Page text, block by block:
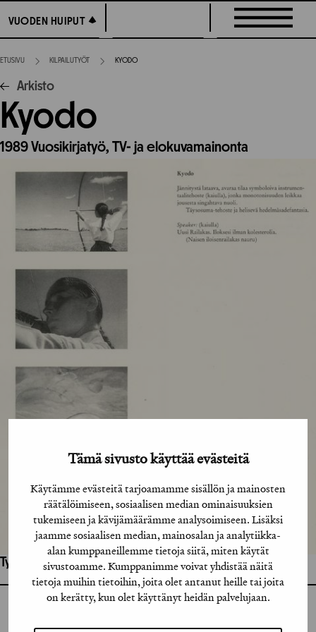
Tämä sivusto käyttää evästeitä
Käytämme evästeitä tarjoamamme sisällön ja mainosten
räätälöimiseen, sosiaalisen median ominaisuuksien
tukemiseen ja kävijämäärämme analysoimiseen. Lisäksi
jaamme sosiaalisen median, mainosalan ja analytiikka-
alan kumppaneillemme tietoja siitä, miten käytät
sivustoamme. Kumppanimme voivat yhdistää näitä
tietoja muihin tietoihin, joita olet antanut heille tai joita
on kerätty, kun olet käyttänyt heidän palvelujaan.
suoraan
sisältöön
VUODEN HUIPUT
VUODEN HUIPUT
ETUSIVU KILPAILUTYÖT KYODO
Arkisto
Kyodo
1989Vuosikirjatyö, TV- ja elokuvamainonta
Työhön osallistuneet henkilöt / tahot: